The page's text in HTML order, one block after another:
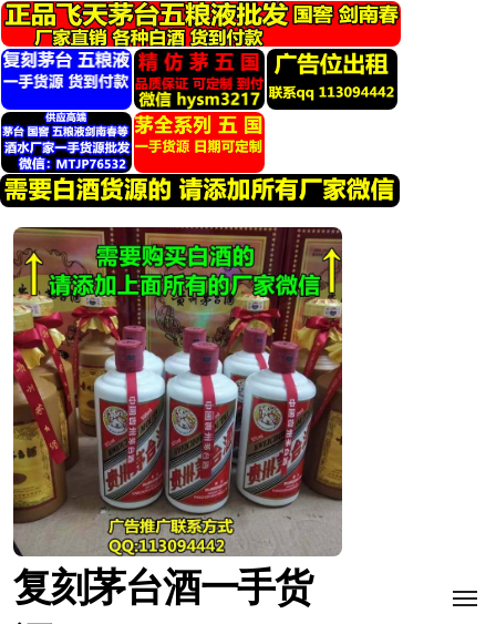
转
到
内
容
复刻茅台酒一手货